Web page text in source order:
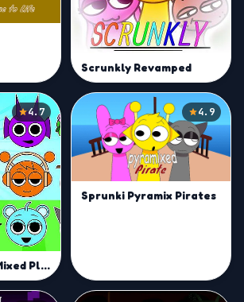
Scrunkly Revamped
4.7
Sprunki Phase Mixed Playground - Create Sprunki
4.9
Sprunki Pyramix Pirates